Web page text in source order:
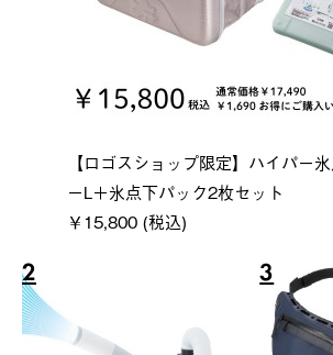
【ロゴスショップ限定】ハイパー
ーL＋氷点下パック2枚セット
￥15,800 (税込)
2 3